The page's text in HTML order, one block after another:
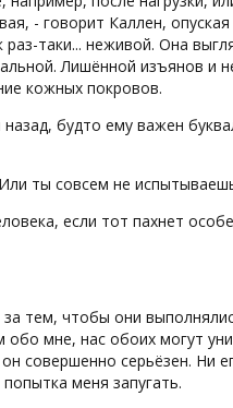
- говорит Каллен, опуская
таки... неживой. Она
Лишённой изъянов и
кожных покровов.
будто ему важен
ты совсем не
если тот пахнет
тем, чтобы они
обо мне, нас обоих могут
совершенно серьёзен. Ни
меня запугать.